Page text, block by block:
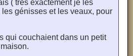
( très exactement je les
génisses et les veaux, pour
qui couchaient dans un petit